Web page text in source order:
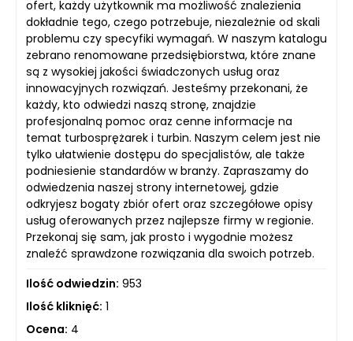
ofert, każdy użytkownik ma możliwość znalezienia
dokładnie tego, czego potrzebuje, niezależnie od skali
problemu czy specyfiki wymagań. W naszym katalogu
zebrano renomowane przedsiębiorstwa, które znane
są z wysokiej jakości świadczonych usług oraz
innowacyjnych rozwiązań. Jesteśmy przekonani, że
każdy, kto odwiedzi naszą stronę, znajdzie
profesjonalną pomoc oraz cenne informacje na
temat turbosprężarek i turbin. Naszym celem jest nie
tylko ułatwienie dostępu do specjalistów, ale także
podniesienie standardów w branży. Zapraszamy do
odwiedzenia naszej strony internetowej, gdzie
odkryjesz bogaty zbiór ofert oraz szczegółowe opisy
usług oferowanych przez najlepsze firmy w regionie.
Przekonaj się sam, jak prosto i wygodnie możesz
znaleźć sprawdzone rozwiązania dla swoich potrzeb.
Ilość odwiedzin: 953
Ilość kliknięć: 1
Ocena: 4